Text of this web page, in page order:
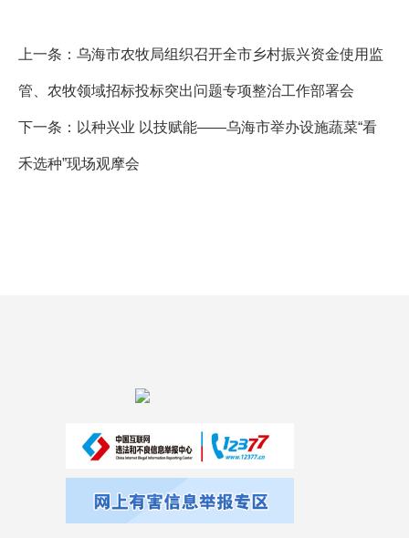
上一条： 乌海市农牧局组织召开全市乡村振兴资金使用监
管、农牧领域招标投标突出问题专项整治工作部署会
下一条： 以种兴业 以技赋能——乌海市举办设施蔬菜“看
禾选种”现场观摩会